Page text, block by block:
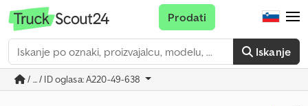
Iskanje
Prodati
/ ... / ID oglasa: A220-49-638